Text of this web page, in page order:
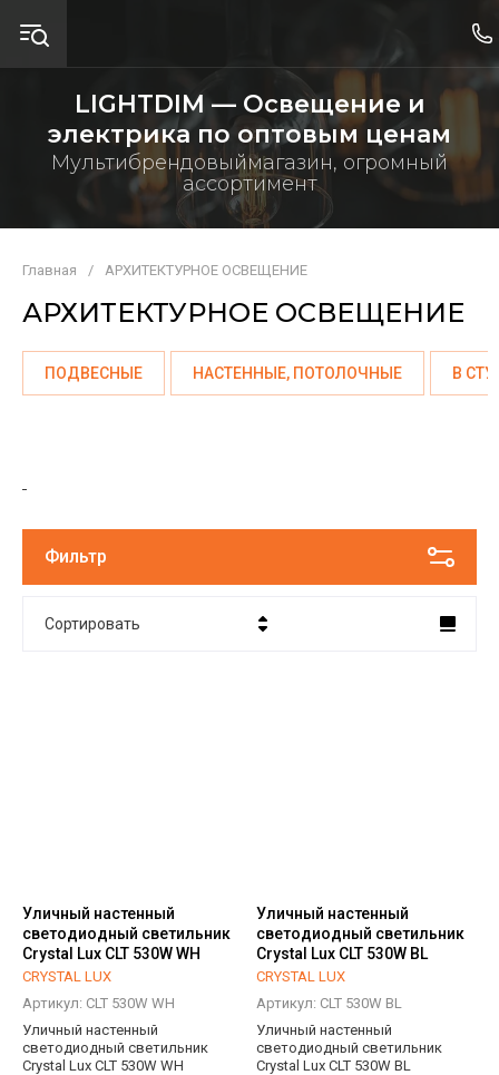
LIGHTDIM — Освещение и
электрика по оптовым ценам
Мультибрендовыймагазин, огромный
ассортимент
Главная / АРХИТЕКТУРНОЕ ОСВЕЩЕНИЕ
АРХИТЕКТУРНОЕ ОСВЕЩЕНИЕ
ПОДВЕСНЫЕ НАСТЕННЫЕ, ПОТОЛОЧНЫЕ В
Фильтр
Сортировать
Уличный настенный
светодиодный светильник
Crystal Lux CLT 530W WH
CRYSTAL LUX
Артикул: CLT 530W WH
Уличный настенный
светодиодный светильник
Crystal Lux CLT 530W WH
Уличный настенный
светодиодный светильник
Crystal Lux CLT 530W BL
CRYSTAL LUX
Артикул: CLT 530W BL
Уличный настенный
светодиодный светильник
Crystal Lux CLT 530W BL